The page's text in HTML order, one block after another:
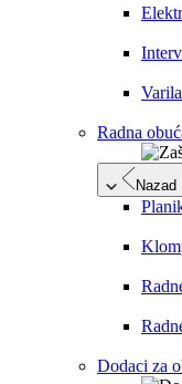
Radna
Nazad
Dodaci za